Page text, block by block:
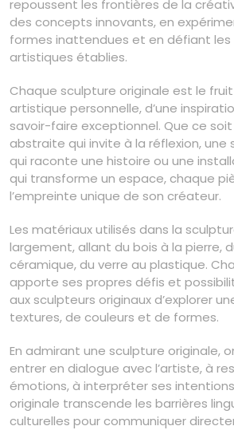
repoussent les frontières de la
des concepts innovants, en
formes inattendues et en défiant les
artistiques établies.
Chaque sculpture originale est le fruit
artistique personnelle, d’une
savoir-faire exceptionnel. Que ce
abstraite qui invite à la réflexion, une
qui raconte une histoire ou une
qui transforme un espace, chaque
l’empreinte unique de son créateur.
Les matériaux utilisés dans la
largement, allant du bois à la pierre,
céramique, du verre au plastique.
apporte ses propres défis et
aux sculpteurs originaux d’explorer
textures, de couleurs et de formes.
En admirant une sculpture originale,
entrer en dialogue avec l’artiste, à
émotions, à interpréter ses
originale transcende les barrières
culturelles pour communiquer